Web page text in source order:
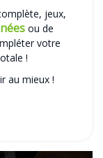
jeux,
ou de
votre
!
au mieux !